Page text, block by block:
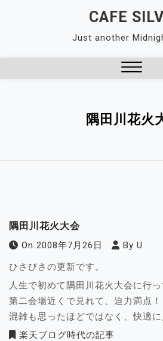
CAFE
Just another
隅田川花火
隅田川花火大会
On 2008年7月26日 By U
ひさびさの更新です。
人生で初めて隅田川花火大会に行っ
第二会場近くで見れて、迫力満点！
混雑も思ったほどではなく、快適に
楽天ブログ時代の記事